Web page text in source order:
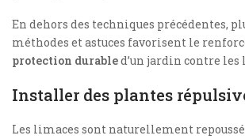
En dehors des techniques précédentes,
méthodes et astuces favorisent le
protection durabled’un jardin contre les
Installer des plantes
Les limaces sont naturellement